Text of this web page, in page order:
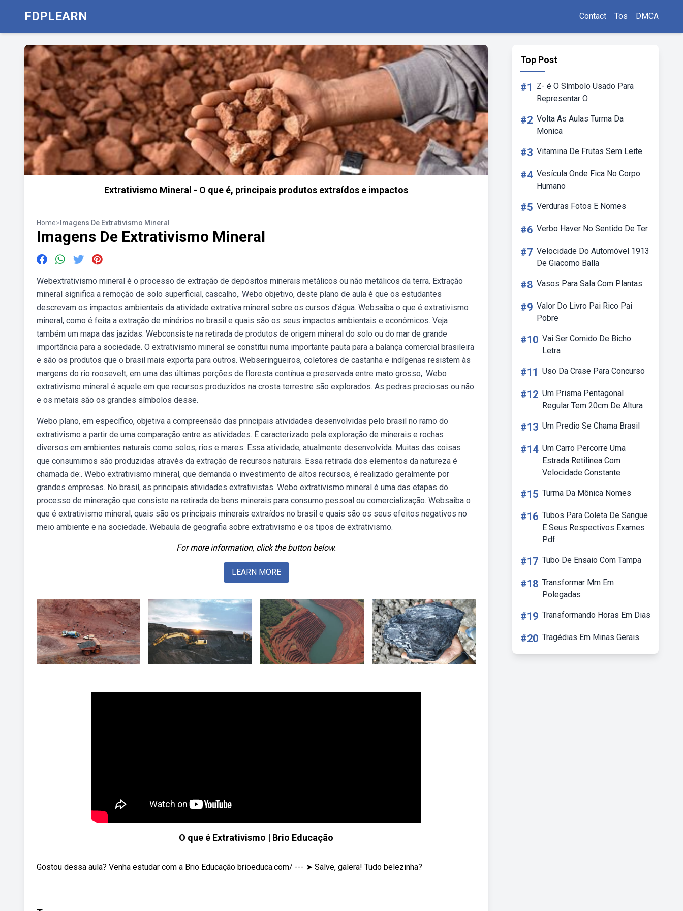
FDPLEARN Contact Tos DMCA
Extrativismo Mineral - O que é, principais produtos extraídos e impactos
Home> Imagens De Extrativismo Mineral
Imagens De Extrativismo Mineral
Webextrativismo mineral é o processo de extração de depósitos minerais metálicos ou não metálicos da terra. Extração
mineral significa a remoção de solo superficial, cascalho,. Webo objetivo, deste plano de aula é que os estudantes
descrevam os impactos ambientais da atividade extrativa mineral sobre os cursos d’água. Websaiba o que é extrativismo
mineral, como é feita a extração de minérios no brasil e quais são os seus impactos ambientais e econômicos. Veja
também um mapa das jazidas. Webconsiste na retirada de produtos de origem mineral do solo ou do mar de grande
importância para a sociedade. O extrativismo mineral se constitui numa importante pauta para a balança comercial brasileira
e são os produtos que o brasil mais exporta para outros. Webseringueiros, coletores de castanha e indígenas resistem às
margens do rio roosevelt, em uma das últimas porções de floresta contínua e preservada entre mato grosso,. Webo
extrativismo mineral é aquele em que recursos produzidos na crosta terrestre são explorados. As pedras preciosas ou não
e os metais são os grandes símbolos desse.
Webo plano, em específico, objetiva a compreensão das principais atividades desenvolvidas pelo brasil no ramo do
extrativismo a partir de uma comparação entre as atividades. É caracterizado pela exploração de minerais e rochas
diversos em ambientes naturais como solos, rios e mares. Essa atividade, atualmente desenvolvida. Muitas das coisas
que consumimos são produzidas através da extração de recursos naturais. Essa retirada dos elementos da natureza é
chamada de:. Webo extrativismo mineral, que demanda o investimento de altos recursos, é realizado geralmente por
grandes empresas. No brasil, as principais atividades extrativistas. Webo extrativismo mineral é uma das etapas do
processo de mineração que consiste na retirada de bens minerais para consumo pessoal ou comercialização. Websaiba o
que é extrativismo mineral, quais são os principais minerais extraídos no brasil e quais são os seus efeitos negativos no
meio ambiente e na sociedade. Webaula de geografia sobre extrativismo e os tipos de extrativismo.
For more information, click the button below.
LEARN MORE
O que é Extrativismo | Brio Educação
Gostou dessa aula? Venha estudar com a Brio Educação brioeduca.com/ --- ➤ Salve, galera! Tudo belezinha?
Top Post
#1
Z- é O Símbolo Usado Para
Representar O
#2 Volta As Aulas Turma Da
Monica
#3 Vitamina De Frutas Sem Leite
#4 Vesícula Onde Fica No Corpo
Humano
#5 Verduras Fotos E Nomes
#6 Verbo Haver No Sentido De Ter
#7 Velocidade Do Automóvel 1913
De Giacomo Balla
#8 Vasos Para Sala Com Plantas
#9 Valor Do Livro Pai Rico Pai
Pobre
#10 Vai Ser Comido De Bicho
Letra
#11 Uso Da Crase Para Concurso
#12 Um Prisma Pentagonal
Regular Tem 20cm De Altura
#13 Um Predio Se Chama Brasil
#14 Um Carro Percorre Uma
Estrada Retilinea Com
Velocidade Constante
#15 Turma Da Mônica Nomes
#16 Tubos Para Coleta De Sangue
E Seus Respectivos Exames
Pdf
#17 Tubo De Ensaio Com Tampa
#18 Transformar Mm Em
Polegadas
#19 Transformando Horas Em Dias
#20 Tragédias Em Minas Gerais